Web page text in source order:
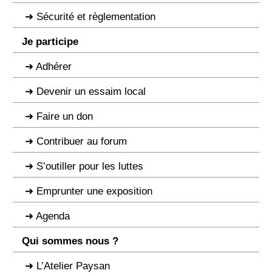
Sécurité et règlementation
Je participe
Adhérer
Devenir un essaim local
Faire un don
Contribuer au forum
S’outiller pour les luttes
Emprunter une exposition
Agenda
Qui sommes nous ?
L’Atelier Paysan